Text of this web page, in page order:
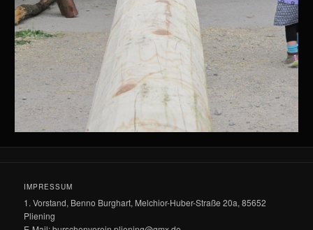
IMPRESSUM
1. Vorstand, Benno Burghart, Melchior-Huber-Straße 20a, 85652
Pliening